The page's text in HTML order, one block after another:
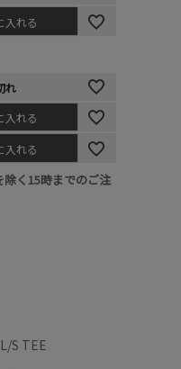
入れる
れ
入れる
入れる
く15時までのご注
S TEE